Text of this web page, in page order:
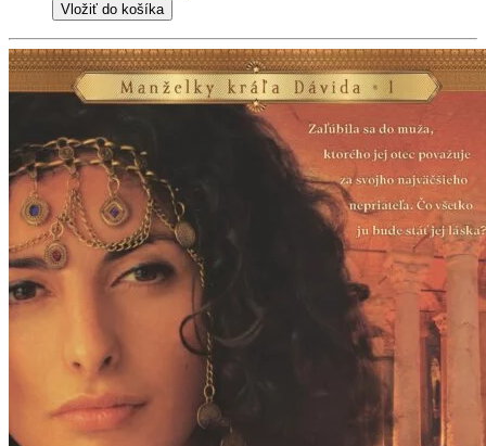
Vložiť do košíka